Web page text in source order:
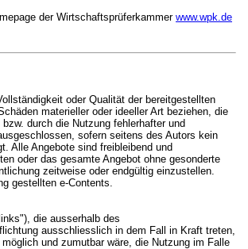
der Wirtschaftsprüferkammer www.wpk.de
oder Qualität der bereitgestellten
materieller oder ideeller Art beziehen, die
durch die Nutzung fehlerhafter und
sofern seitens des Autors kein
Alle Angebote sind freibleibend und
oder das gesamte Angebot ohne gesonderte
zeitweise oder endgültig einzustellen.
gestellten e-Contents.
die ausserhalb des
ausschliesslich in dem Fall in Kraft treten,
und zumutbar wäre, die Nutzung im Falle